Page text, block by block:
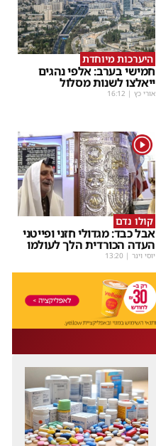
היערכות מיוחדת
חמישי בערב: אלפי נהגים
ייאלצו לשנות מסלול
אורי כץ |
16:12
1
קולו נדם
אבל כבד: מגדולי חזני ופייטני
העדה הכורדית הלך לעולמו
יוסי וינר |
13:20